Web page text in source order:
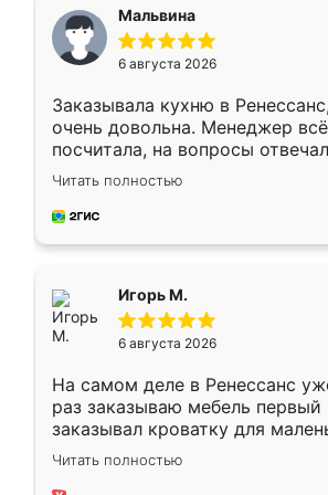
Мальвина
6 августа 2026
Заказывала кухню в
очень довольна. Менеджер
посчитала, на вопросы
Замерщик приехал в субботу,
делу со всей
за день, ребята работали
Читать полностью
Игорь М.
6 августа 2026
На самом деле в Ренессанс
раз заказываю мебель первый
заказывал кроватку для
ребёнка при его рождении ,во
заказал шкаф-купе. По
Читать полностью